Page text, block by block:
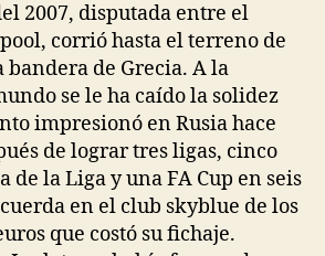
2007, disputada entre el
corrió hasta el terreno de
bandera de Grecia. A la
se le ha caído la solidez
impresionó en Rusia hace
de lograr tres ligas, cinco
de la Liga y una FA Cup en seis
en el club skyblue de los
que costó su fichaje.